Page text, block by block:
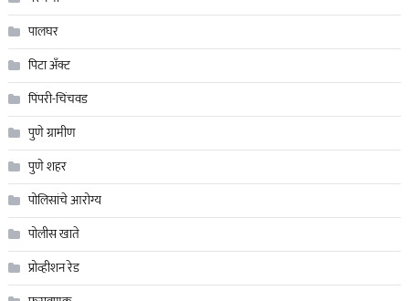
पालघर
पिटा अँक्ट
पिंपरी-चिंचवड
पुणे ग्रामीण
पुणे शहर
पोलिसांचे आरोग्य
पोलीस खाते
प्रोव्हीशन रेड